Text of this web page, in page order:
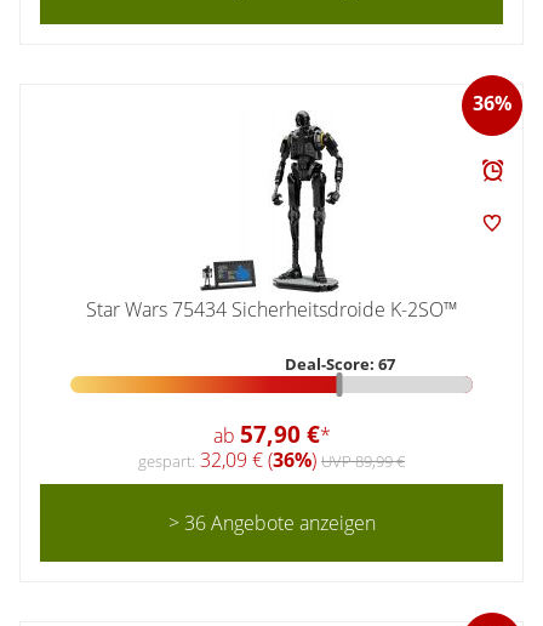
36%
Star Wars 75434 Sicherheitsdroide K-2SO™
Deal-Score: 67
ab 57,90 €*
gespart: 32,09 € (36%) UVP 89,99 €
> 36 Angebote anzeigen